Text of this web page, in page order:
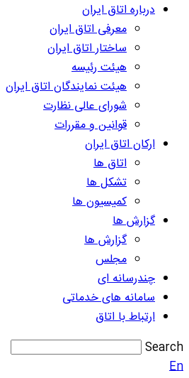
درباره اتاق ایران
معرفی اتاق ایران
ساختار اتاق ایران
هیئت رئیسه
هیئت نمایندگان اتاق ایران
شورای عالی نظارت
قوانین و مقررات
ارکان اتاق ایران
اتاق ها
تشکل ها
کمیسیون ها
گزارش ها
گزارش ها
مجلس
چندرسانه ای
سامانه های خدماتی
ارتباط با اتاق
Search
En